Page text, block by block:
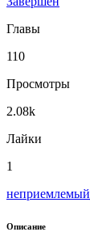
Главы
110
Просмотры
2.08k
Лайки
1
неприемлемый
Описание